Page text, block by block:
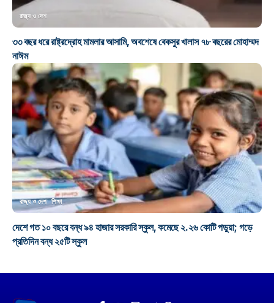
রাজ্য ও দেশ
৩৩ বছর ধরে রাষ্ট্রদ্রোহ মামলার আসামি, অবশেষে বেকসুর খালাস ৭৮ বছরের মোহাম্মদ
নাঈম
রাজ্য ও দেশ শিক্ষা
দেশে গত ১০ বছরে বন্ধ ৯৪ হাজার সরকারি স্কুল, কমেছে ২.২৬ কোটি পড়ুয়া; গড়ে
প্রতিদিন বন্ধ ২৫টি স্কুল